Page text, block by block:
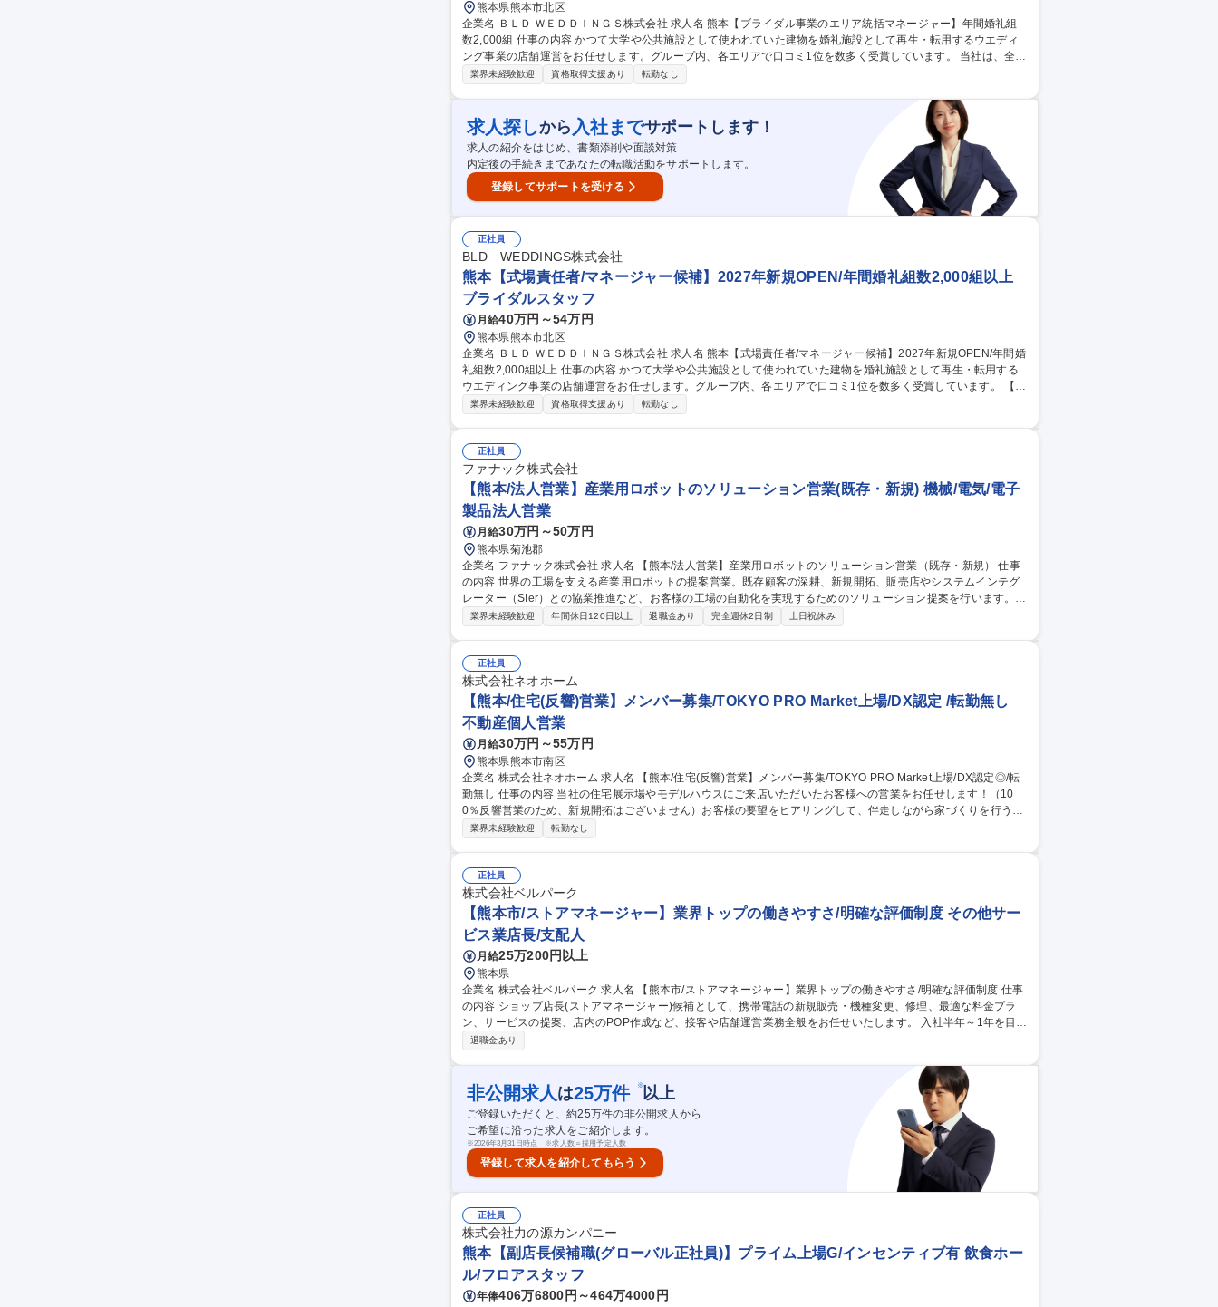
熊本県熊本市北区
企業名 ＢＬＤ ＷＥＤＤＩＮＧＳ株式会社 求人名 熊本【ブライダル事業のエリア統括マネージャー】年間婚礼組
数2,000組 仕事の内容 かつて大学や公共施設として使われていた建物を婚礼施設として再生・転用するウエディ
ング事業の店舗運営をお任せします。グループ内、各エリアで口コミ1位を数多く受賞しています。 当社は、全国
に10店舗の結婚式場を運営しています。式場を一緒に盛り上げてくださる仲間を募集しています！これまでの業
ます。 【具体的には】■担当エリアの店舗運営・管理業務 ■担当エリア店舗の売上・数値管理 ■現場スタッフのマ
ネジメント・育成 募集職種 熊本【ブライダル事業のエリア統括マネージャー】年間婚礼組数2,000組
業界未経験歓迎 資格取得支援あり 転勤なし
求人探しから 入社までサポートします！
求人の紹介をはじめ、書類添削や面談対策
内定後の手続きまであなたの転職活動をサポートします。
登録してサポートを受ける
正社員
BLD WEDDINGS株式会社
熊本【式場責任者/マネージャー候補】2027年新規OPEN/年間婚礼組数2,000組以上
ブライダルスタッフ
月給40万円～54万円
熊本県熊本市北区
企業名 ＢＬＤ ＷＥＤＤＩＮＧＳ株式会社 求人名 熊本【式場責任者/マネージャー候補】2027年新規OPEN/年間婚
礼組数2,000組以上 仕事の内容 かつて大学や公共施設として使われていた建物を婚礼施設として再生・転用する
ウエディング事業の店舗運営をお任せします。グループ内、各エリアで口コミ1位を数多く受賞しています。 【具
体的には】 ■事業所での店舗運営・管理業務 ■担当店舗の売上・数値管理 ■現場スタッフのマネジメント・育成 ■
業界未経験歓迎 資格取得支援あり 転勤なし
正社員
ファナック株式会社
【熊本/法人営業】産業用ロボットのソリューション営業(既存・新規) 機械/電気/電子
製品法人営業
月給30万円～50万円
熊本県菊池郡
企業名 ファナック株式会社 求人名 【熊本/法人営業】産業用ロボットのソリューション営業（既存・新規） 仕事
の内容 世界の工場を支える産業用ロボットの提案営業。既存顧客の深耕、新規開拓、販売店やシステムインテグ
レーター（SIer）との協業推進など、お客様の工場の自動化を実現するためのソリューション提案を行います。
【業務詳細】産業用ロボット全般の既存・新規営業を担当。既存営業は商流（直販・代理店等）を問わずユーザ
つ、リモート等も活用しながら、当社商品の高い技術力と付加価値を提案し販売を推進します。 募集職種 【熊本/
法人営業】産業用ロボットのソリューション営業（既存・新規）
業界未経験歓迎 年間休日120日以上 退職金あり 完全週休2日制 土日祝休み
正社員
株式会社ネオホーム
【熊本/住宅(反響)営業】メンバー募集/TOKYO PRO Market上場/DX認定 /転勤無し
不動産個人営業
月給30万円～55万円
熊本県熊本市南区
企業名 株式会社ネオホーム 求人名 【熊本/住宅(反響)営業】メンバー募集/TOKYO PRO Market上場/DX認定◎/転
勤無し 仕事の内容 当社の住宅展示場やモデルハウスにご来店いただいたお客様への営業をお任せします！（10
0％反響営業のため、新規開拓はございません）お客様の要望をヒアリングして、伴走しながら家づくりを行うパ
ートナーです。 【詳細】 ◎お打ち合わせ ◎見積だし ◎引き渡し など ※集客はHPやSNSをメインで行っていま
業界未経験歓迎 転勤なし
正社員
株式会社ベルパーク
【熊本市/ストアマネージャー】業界トップの働きやすさ/明確な評価制度 その他サー
ビス業店長/支配人
月給25万200円以上
熊本県
企業名 株式会社ベルパーク 求人名 【熊本市/ストアマネージャー】業界トップの働きやすさ/明確な評価制度 仕事
の内容 ショップ店長(ストアマネージャー)候補として、携帯電話の新規販売・機種変更、修理、最適な料金プラ
ン、サービスの提案、店内のPOP作成など、接客や店舗運営業務全般をお任せいたします。 入社半年～1年を目処
に副店長・店長として店舗運営。スタッフ育成やシフト・売上管理など前職の知識や経験が活かせます。【業界
ーニングもあり研修体制は非常に充実しています【待遇】6連休取得や社員旅行の実施、月額最高8万円の資格手
当制度など(下記フリーコメント欄参照)、努力次第でキャリアアップ可能です！ 募集職種 【熊本市/ストアマネー
ジャー】業界トップの働きやすさ/明確な評価制度
退職金あり
非公開求人 は25万件 ※以上
ご登録いただくと、約25万件の非公開求人から
ご希望に沿った求人をご紹介します。
※2026年3月31日時点 ※求人数＝採用予定人数
登録して求人を紹介してもらう
正社員
株式会社力の源カンパニー
熊本【副店長候補職(グローバル正社員)】プライム上場G/インセンティブ有 飲食ホー
ル/フロアスタッフ
年俸406万6800円～464万4000円